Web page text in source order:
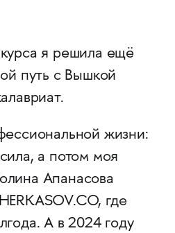
я решила ещё
путь с Вышкой
жизни:
а потом моя
Апанасова
где
А в 2024 году